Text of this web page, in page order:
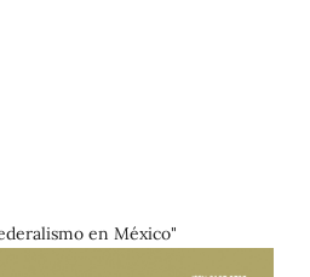
en México"